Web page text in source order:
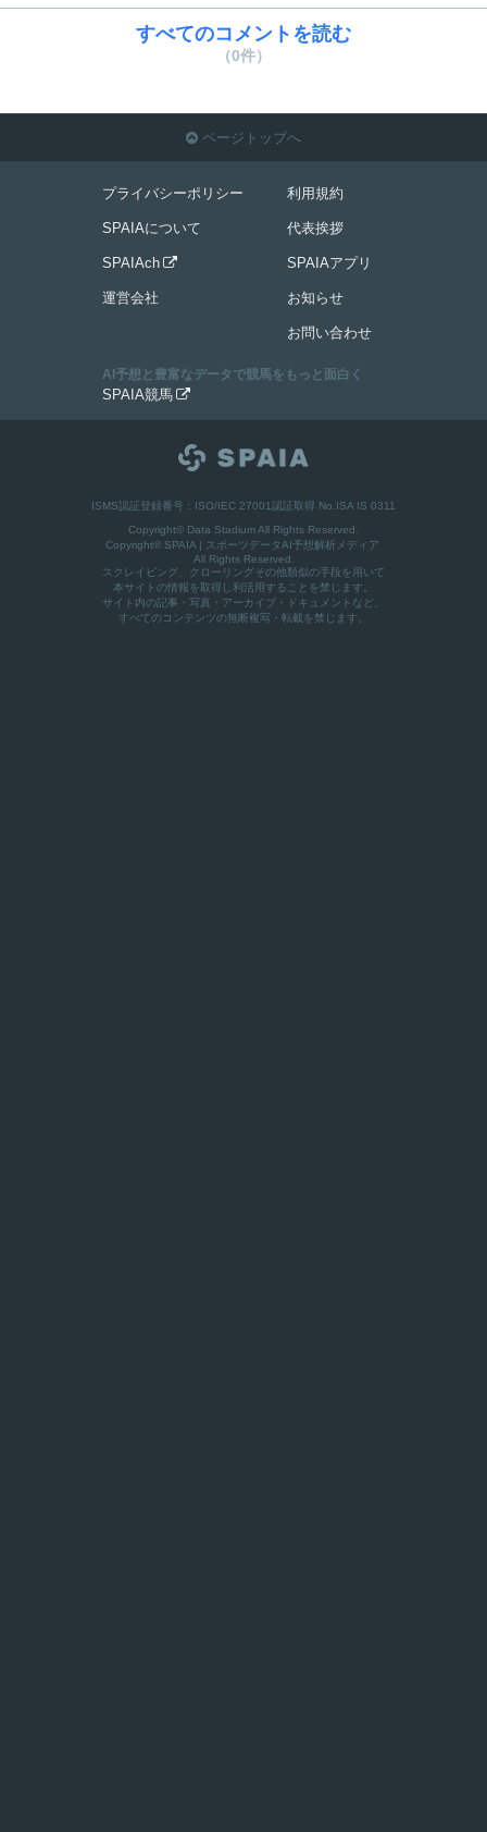
すべてのコメントを読む
（0件）
 ページトップへ
プライバシーポリシー
SPAIAについて
SPAIAch 
運営会社
利用規約
代表挨拶
SPAIAアプリ
お知らせ
お問い合わせ
AI予想と豊富なデータで競馬をもっと面白く
SPAIA競馬 
ISMS認証登録番号：ISO/IEC 27001認証取得 No.ISA IS 0311
Copyright© Data Stadium All Rights Reserved.
Copyright© SPAIA | スポーツデータAI予想解析メディア
All Rights Reserved.
スクレイピング、クローリングその他類似の手段を用いて
本サイトの情報を取得し利活用することを禁じます。
サイト内の記事・写真・アーカイブ・ドキュメントなど、
すべてのコンテンツの無断複写・転載を禁じます。